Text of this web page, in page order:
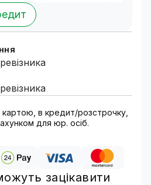
картою, в кредит/розстрочку,
для юр. осіб.
зацікавити